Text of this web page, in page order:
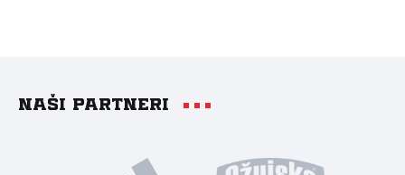
Naši partneri